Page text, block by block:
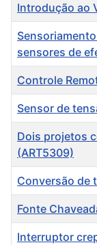
Introdução ao
sensores de
Controle
Sensor de
Dois projetos
(ART5309)
Conversão de
Fonte
Interruptor